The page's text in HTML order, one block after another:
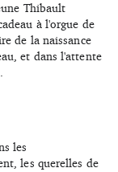
Thibault
à l'orgue de
de la naissance
et dans l'attente
les
les querelles de